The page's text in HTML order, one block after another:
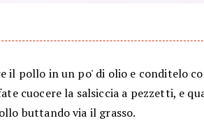
il pollo in un po' di olio e conditelo
cuocere la salsiccia a pezzetti, e
buttando via il grasso.